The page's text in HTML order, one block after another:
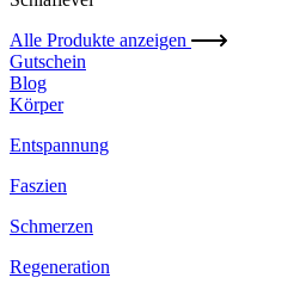
Alle Produkte anzeigen
Gutschein
Blog
Körper
Entspannung
Faszien
Schmerzen
Regeneration